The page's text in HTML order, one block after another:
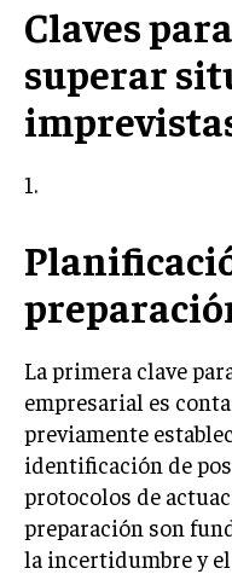
EMPRENDIMIENTO
INNOVACIÓN
GESTIÓN DEL
PLANIFICACIÓN
FINANZAS Y
GESTIÓN DE
INVERSIONES Y
CONTABILIDAD
ECONOMÍA
Claves
superar
1.
La primera clave
empresarial es
previamente
identificación de
protocolos de
preparación son
la incertidumbre y